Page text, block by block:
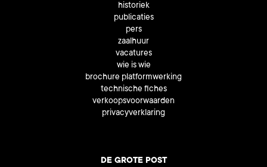
historiek
publicaties
pers
zaalhuur
vacatures
wie is wie
brochure platformwerking
technische fiches
verkoopsvoorwaarden
privacyverklaring
DE GROTE POST